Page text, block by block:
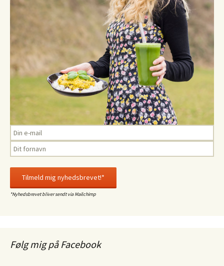
*Nyhedsbrevet bliver sendt via Mailchimp
Følg mig på Facebook